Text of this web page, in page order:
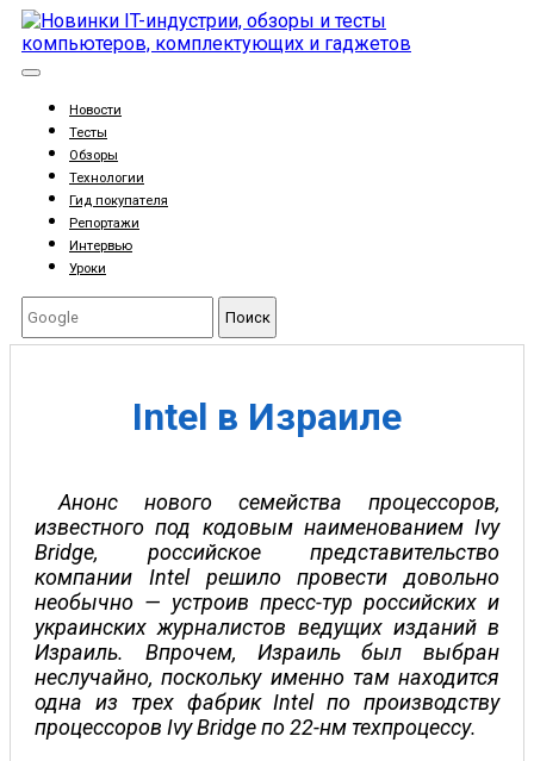
Новости
Тесты
Обзоры
Технологии
Гид покупателя
Репортажи
Интервью
Уроки
Поиск
Intel в Израиле
Анонс нового семейства процессоров,
известного под кодовым наименованием Ivy
Bridge, российское представительство
компании Intel решило провести довольно
необычно — устроив пресс-тур российских и
украинских журналистов ведущих изданий в
Израиль. Впрочем, Израиль был выбран
неслучайно, поскольку именно там находится
одна из трех фабрик Intel по производству
процессоров Ivy Bridge по 22-нм техпроцессу.